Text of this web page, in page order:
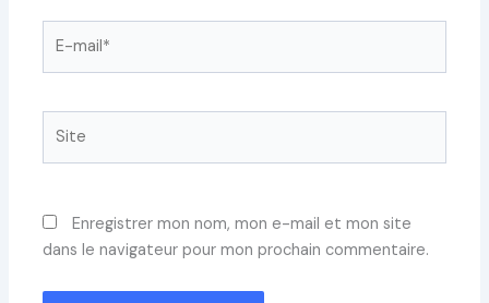
mail*
Enregistrer mon nom, mon e-mail et mon site
dans le navigateur pour mon prochain commentaire.